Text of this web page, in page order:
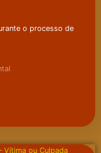
o processo de